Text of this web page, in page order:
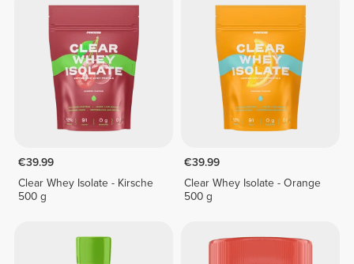
€39.99
Clear Whey Isolate - Kirsche
500 g
€39.99
Clear Whey Isolate - Orange
500 g